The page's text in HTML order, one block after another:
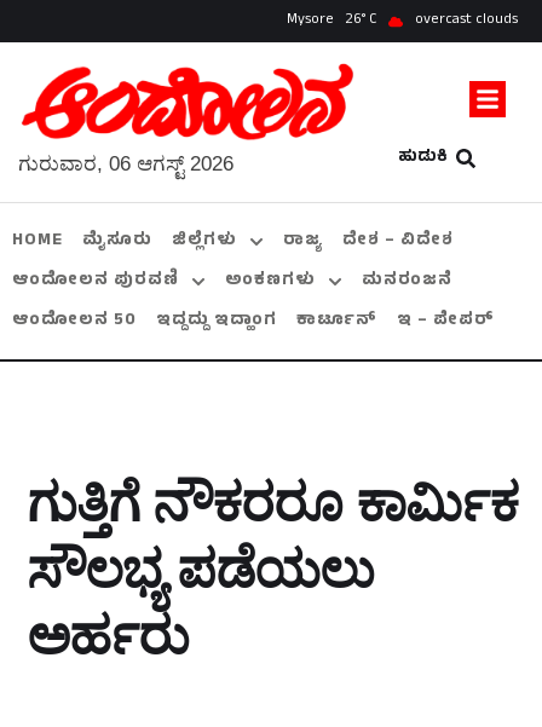
Mysore 26 overcast clouds
ಹುಡುಕಿ
ಗುರುವಾರ, 06 ಆಗಸ್ಟ್ 2026
HOME ಮೈಸೂರು ಜಿಲ್ಲೆಗಳು ರಾಜ್ಯ
ದೇಶ – ವಿದೇಶ
ಆಂದೋಲನ ಪುರವಣಿ
ಅಂಕಣಗಳು
ಮನರಂಜನೆ
ಆಂದೋಲನ 50
ಇದ್ದದ್ದು ಇದ್ಹಾಂಗ ಕಾರ್ಟೂನ್ ಇ – ಪೇಪರ್
ಗುತ್ತಿಗೆ ನೌಕರರೂ ಕಾರ್ಮಿಕ
ಸೌಲಭ್ಯ ಪಡೆಯಲು
ಅರ್ಹರು